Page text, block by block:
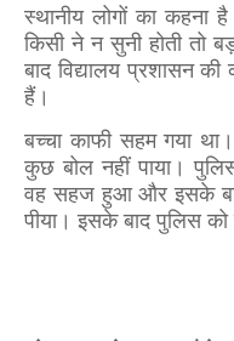
स्थानीय लोगों का
किसी ने न सुनी होती तो
बाद विद्यालय प्रशासन
हैं।
बच्चा काफी सहम गया
कुछ बोल नहीं पाया।
वह सहज हुआ और इसके
पीया। इसके बाद पुलिस को